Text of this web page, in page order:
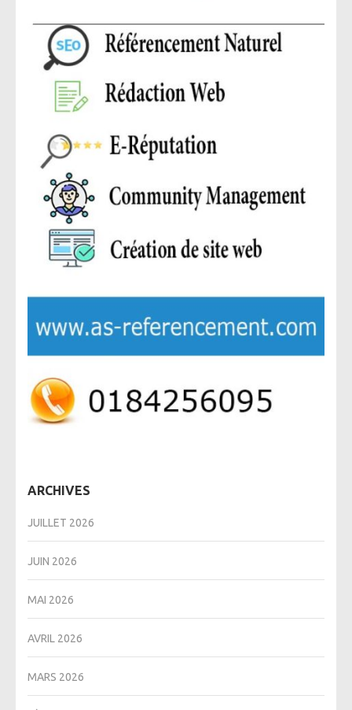
ARCHIVES
JUILLET 2026
JUIN 2026
MAI 2026
AVRIL 2026
MARS 2026